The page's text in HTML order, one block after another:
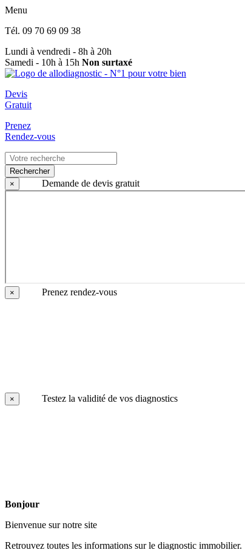
Menu
Tél. 09 70 69 09 38
Lundi à vendredi - 8h à 20h
Samedi - 10h à 15h Non surtaxé
Devis
Gratuit
Prenez
Rendez-vous
Rechercher
×
Demande de devis gratuit
× Prenez rendez-vous
× Testez la validité de vos diagnostics
Bonjour
Bienvenue sur notre site
Retrouvez toutes les informations sur le diagnostic immobilier.